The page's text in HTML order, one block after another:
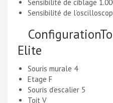
Sensibilité de ciblage
Sensibilité de
Elite
Souris murale 4
Etage F
Souris d’escalier 5
Toit V